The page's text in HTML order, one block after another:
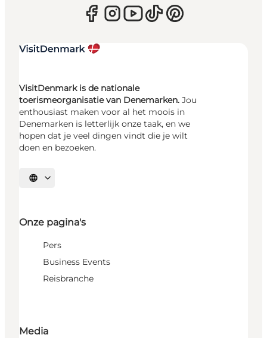
VisitDenmark is de nationale
toerismeorganisatie van Denemarken. Jou
enthousiast maken voor al het moois in
Denemarken is letterlijk onze taak, en we
hopen dat je veel dingen vindt die je wilt
doen en bezoeken.
Selecteer taal
Onze pagina's
Pers
Business Events
Reisbranche
Media